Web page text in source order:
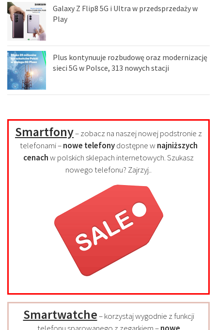
Galaxy Z Flip8 5G i Ultra w przedsprzedaży w
Play
Plus kontynuuje rozbudowę oraz modernizację
sieci 5G w Polsce, 313 nowych stacji
Smartfony– zobacz na naszej nowej podstronie z
telefonami –nowe telefonydostępne w najniższych
cenachw polskich sklepach internetowych. Szukasz
nowego telefonu? Zajrzyj..
Smartwatche– korzystaj wygodnie z funkcji